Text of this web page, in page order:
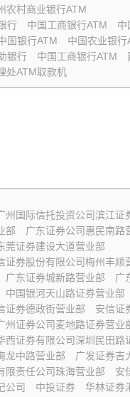
农村商业银行ATM
行
中国工商银行ATM
中
国银行ATM
中国农业银行
银行
中国工商银行ATM
处ATM取款机
州国际信托投资公司滨江证
部
广东证券公司惠民南路
莞证券建设大道营业部
证券股份有限公司梅州丰顺
广东证券城新路营业部
广
中国银河天山路证券营业部
证券德政街营业部
安信证
州证券公司麦地路证券营业
西证券有限公司深圳民田路
龙中路营业部
广发证券吉
限责任公司珠海营业部
安
公司 中投证券 华林证券